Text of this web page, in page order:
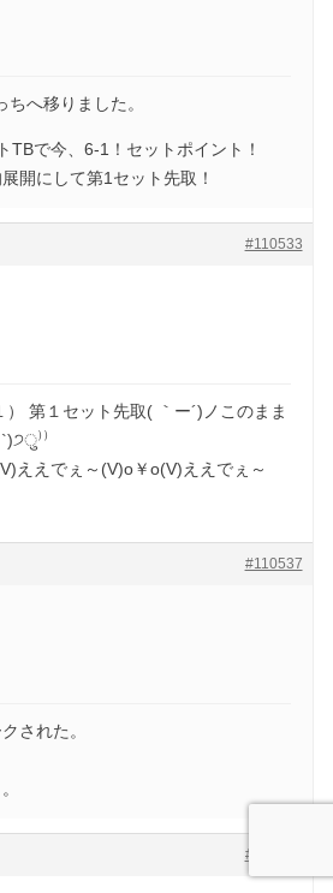
へ移りました。
TBで今、6-1！セットポイント！
開にして第1セット先取！
#110533
第１セット先取( ｀ー´)ノこのまま
ええでぇ～(V)o￥o(V)ええでぇ～
#110537
された。
#110544